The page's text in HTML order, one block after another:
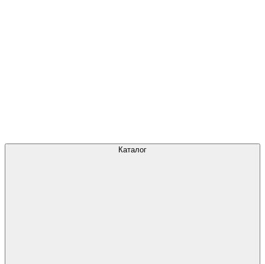
Каталог